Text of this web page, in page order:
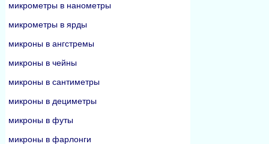
микрометры в нанометры
микрометры в ярды
микроны в ангстремы
микроны в чейны
микроны в сантиметры
микроны в дециметры
микроны в футы
микроны в фарлонги